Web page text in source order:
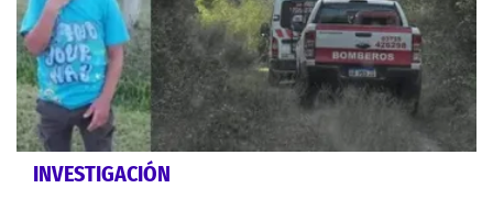
INVESTIGACIÓN